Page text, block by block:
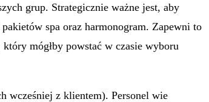
grup. Strategicznie ważne jest, aby
spa oraz harmonogram. Zapewni to
mógłby powstać w czasie wyboru
wcześniej z klientem). Personel wie